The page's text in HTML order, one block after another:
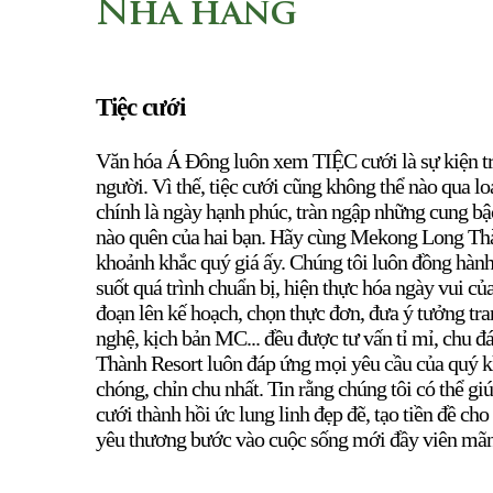
Nhà hàng
Tiệc cưới
Văn hóa Á Đông luôn xem TIỆC cưới là sự kiện
người. Vì thế, tiệc cưới cũng không thể nào qua
chính là ngày hạnh phúc, tràn ngập những cung
nào quên của hai bạn. Hãy cùng Mekong Long
khoảnh khắc quý giá ấy. Chúng tôi luôn đồng
suốt quá trình chuẩn bị, hiện thực hóa ngày vui
đoạn lên kế hoạch, chọn thực đơn, đưa ý tưởng
nghệ, kịch bản MC... đều được tư vấn tỉ mỉ, chu
Thành Resort luôn đáp ứng mọi yêu cầu của quý
chóng, chỉn chu nhất. Tin rằng chúng tôi có thể
cưới thành hồi ức lung linh đẹp đẽ, tạo tiền đề
yêu thương bước vào cuộc sống mới đầy viên